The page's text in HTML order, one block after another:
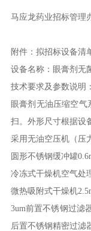
马应龙药业招标管
附件：拟招标设备清
设备名称：眼膏剂无
技术要求及参数说明：
眼膏剂无油压缩空气
扫。外形尺寸根据设
采用无油空压机（压
圆形不锈钢缓冲罐
冷冻式干燥机空气处
微热吸附式干燥机
3um前置不锈钢过滤
后置不锈钢精密过滤